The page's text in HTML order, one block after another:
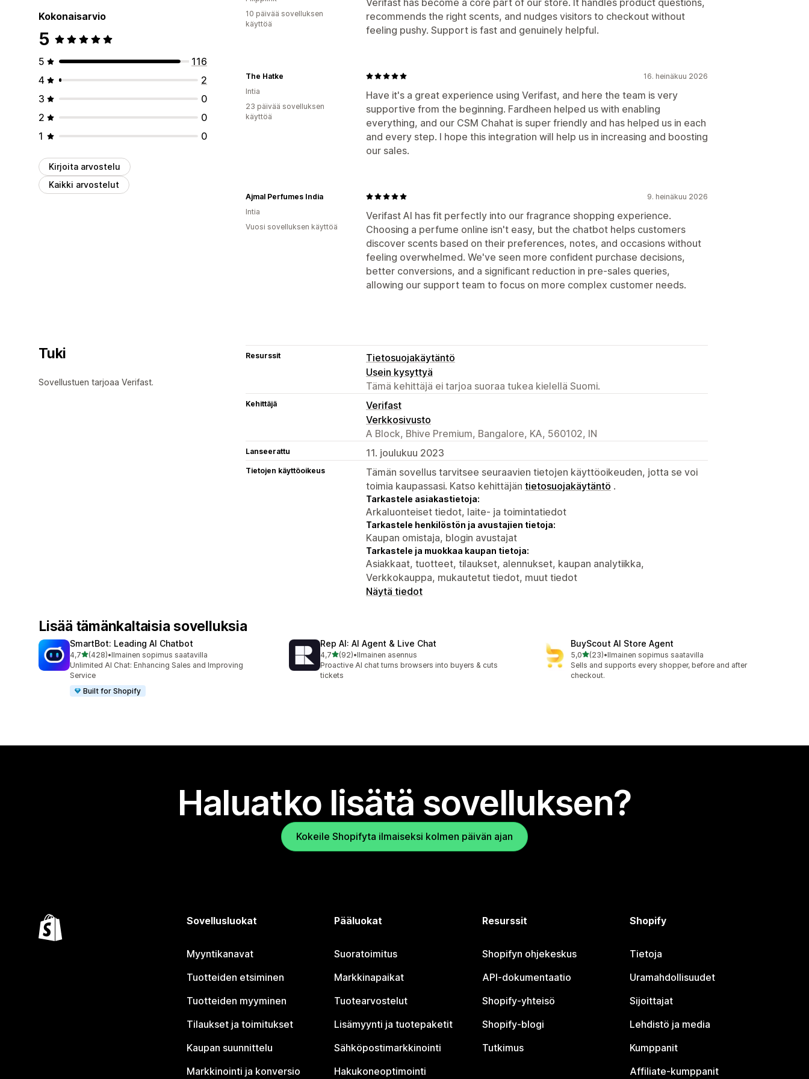
Kokonaisarvio
5
5
116
4
2
3
0
2
0
1
0
Kirjoita arvostelu
Kaikki arvostelut
recommends the right scents, and nudges visitors to checkout without
feeling pushy. Support is fast and genuinely helpful.
10 päivää sovelluksen
käyttöä
16. heinäkuu 2026
Have it's a great experience using Verifast, and here the team is very
supportive from the beginning. Fardheen helped us with enabling
everything, and our CSM Chahat is super friendly and has helped us in each
and every step. I hope this integration will help us in increasing and boosting
our sales.
The Hatke
Intia
23 päivää sovelluksen
käyttöä
9. heinäkuu 2026
Verifast AI has fit perfectly into our fragrance shopping experience.
Choosing a perfume online isn't easy, but the chatbot helps customers
discover scents based on their preferences, notes, and occasions without
feeling overwhelmed. We've seen more confident purchase decisions,
better conversions, and a significant reduction in pre-sales queries,
allowing our support team to focus on more complex customer needs.
Ajmal Perfumes India
Intia
Vuosi sovelluksen käyttöä
Tuki
Sovellustuen tarjoaa Verifast.
Resurssit
Tietosuojakäytäntö
Usein kysyttyä
Tämä kehittäjä ei tarjoa suoraa tukea kielellä Suomi.
Kehittäjä
Verifast
Verkkosivusto
A Block, Bhive Premium, Bangalore, KA, 560102, IN
Lanseerattu 11. joulukuu 2023
Tietojen käyttöoikeus
Tämän sovellus tarvitsee seuraavien tietojen käyttöoikeuden, jotta se voi
toimia kaupassasi. Katso kehittäjän tietosuojakäytäntö .
Tarkastele asiakastietoja:
Arkaluonteiset tiedot, laite- ja toimintatiedot
Tarkastele henkilöstön ja avustajien tietoja:
Kaupan omistaja, blogin avustajat
Tarkastele ja muokkaa kaupan tietoja:
Asiakkaat, tuotteet, tilaukset, alennukset, kaupan analytiikka,
Verkkokauppa, mukautetut tiedot, muut tiedot
Näytä tiedot
Lisää tämänkaltaisia sovelluksia
SmartBot: Leading AI Chatbot
4,7/ 5 tähteä
(428)
428 arvostelua yhteensä
•Ilmainen sopimus saatavilla
Unlimited AI Chat: Enhancing Sales and Improving
Service
Built for Shopify
Rep AI: AI Agent & Live Chat
4,7/ 5 tähteä
(92)
92 arvostelua yhteensä
•Ilmainen asennus
Proactive AI chat turns browsers into buyers & cuts
tickets
BuyScout AI Store Agent
5,0/ 5 tähteä
(23)
23 arvostelua yhteensä
•Ilmainen sopimus saatavilla
Sells and supports every shopper, before and after
checkout.
Haluatko lisätä sovelluksen?
Kokeile Shopifyta ilmaiseksi kolmen päivän ajan
Sovellusluokat
Myyntikanavat
Tuotteiden etsiminen
Tuotteiden myyminen
Tilaukset ja toimitukset
Kaupan suunnittelu
Markkinointi ja konversio
Pääluokat
Suoratoimitus
Markkinapaikat
Tuotearvostelut
Lisämyynti ja tuotepaketit
Sähköpostimarkkinointi
Hakukoneoptimointi
Resurssit
Shopifyn ohjekeskus
API-dokumentaatio
Shopify-yhteisö
Shopify-blogi
Tutkimus
Shopify
Tietoja
Uramahdollisuudet
Sijoittajat
Lehdistö ja media
Kumppanit
Affiliate-kumppanit